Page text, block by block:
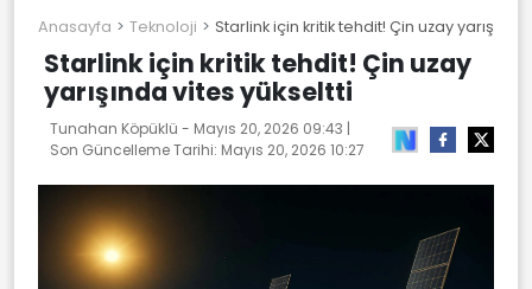
Anasayfa Teknoloji Starlink için kritik tehdit! Çin uzay
Starlink için kritik tehdit! Çin uzay
yarışında vites yükseltti
Tunahan Köpüklü - Mayıs 20, 2026 09:43 |
Son Güncelleme Tarihi: Mayıs 20, 2026 10:27